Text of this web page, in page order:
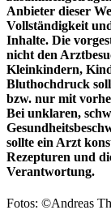
Anbieter dieser
Vollständigkeit
Inhalte. Die
nicht den
Kleinkindern,
Bluthochdruck
bzw. nur mit
Bei unklaren,
sollte ein Arzt
Rezepturen und
Verantwortung.
Fotos: ©Andreas